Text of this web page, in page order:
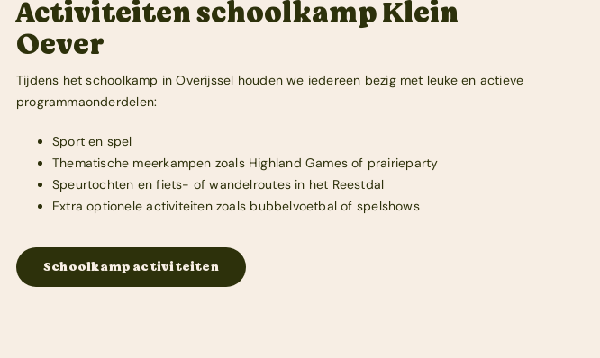
Activiteiten schoolkamp Klein
Oever
Tijdens het schoolkamp in Overijssel houden we iedereen bezig met leuke en actieve
programmaonderdelen:
Sport en spel
Thematische meerkampen zoals Highland Games of prairieparty
Speurtochten en fiets- of wandelroutes in het Reestdal
Extra optionele activiteiten zoals bubbelvoetbal of spelshows
Schoolkamp activiteiten